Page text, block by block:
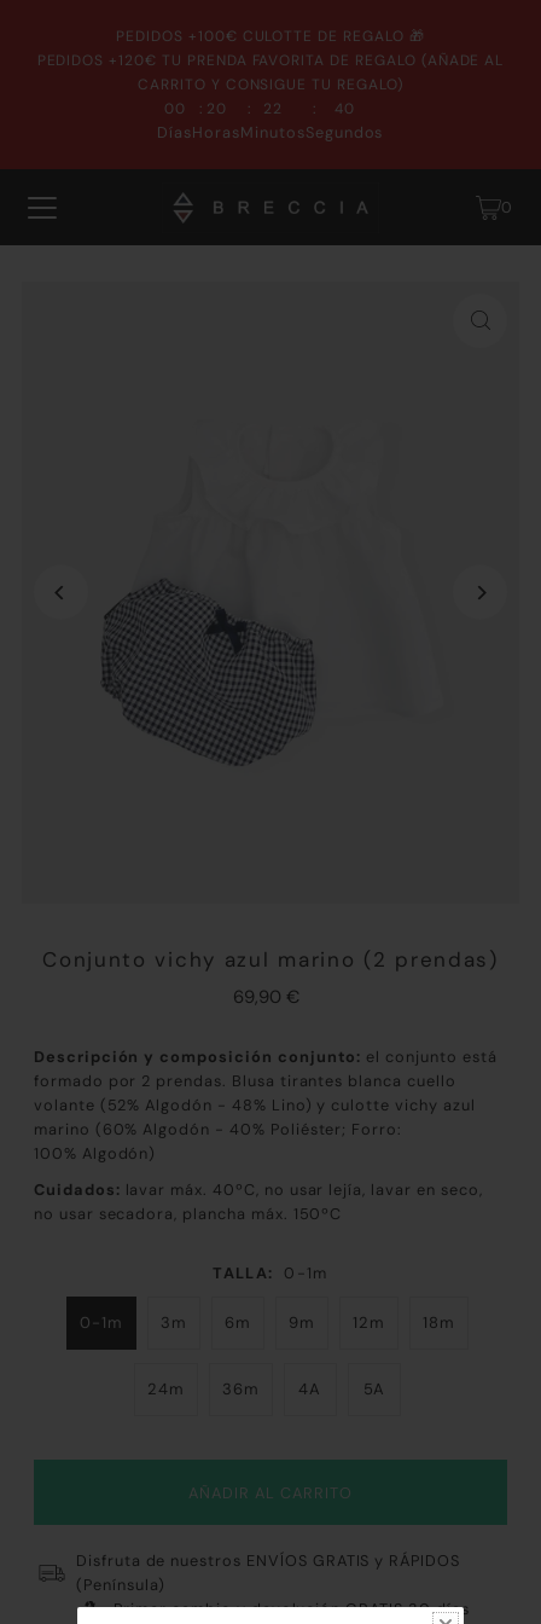
PEDIDOS +100€ CULOTTE DE REGALO 🎁
PEDIDOS +120€ TU PRENDA FAVORITA DE REGALO (AÑADE AL
CARRITO Y CONSIGUE TU REGALO)
00
Días
: 20
Horas
: 22
Minutos
: 40
Segundos
0
Conjunto vichy azul marino (2 prendas)
69,90 €
Descripción y composición conjunto: el conjunto está
formado por 2 prendas. Blusa tirantes blanca cuello
volante (52% Algodón - 48% Lino) y culotte vichy azul
marino (60% Algodón - 40% Poliéster; Forro:
100% Algodón)
Cuidados: lavar máx. 40ºC, no usar lejía, lavar en seco,
no usar secadora, plancha máx. 150ºC
TALLA: 0-1m
0-1m 3m 6m 9m 12m 18m
24m 36m 4A 5A
Disfruta de nuestros ENVÍOS GRATIS y RÁPIDOS
(Península)
Primer cambio y devolución GRATIS 30 días